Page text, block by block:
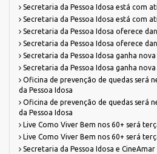
Secretaria da Pessoa Idosa está com
Secretaria da Pessoa Idosa está com
Secretaria da Pessoa Idosa oferece
Secretaria da Pessoa Idosa oferece
Secretaria da Pessoa Idosa ganha
Secretaria da Pessoa Idosa ganha
Oficina de prevenção de quedas será
da Pessoa Idosa
Oficina de prevenção de quedas será
da Pessoa Idosa
Live Como Viver Bem nos 60+ será
Live Como Viver Bem nos 60+ será
Secretaria da Pessoa Idosa e